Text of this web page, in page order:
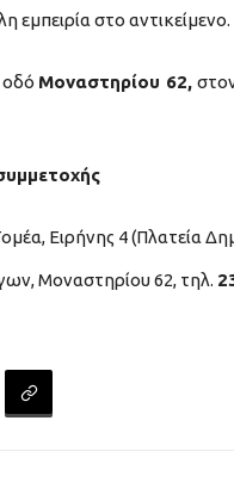
στο αντικείμενο.
οδό Μοναστηρίου 62,
Ειρήνης 4 (Πλατεία
Μοναστηρίου 62, τηλ.